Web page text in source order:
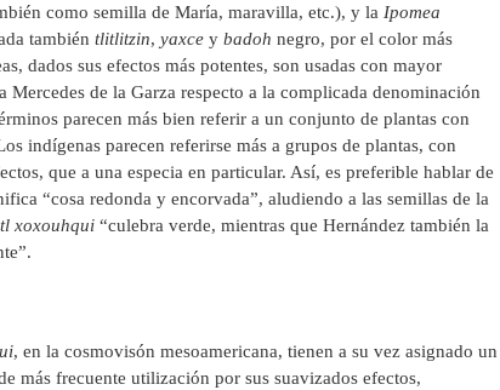
como semilla de María, maravilla, etc.), y la Ipomea
también tlitlitzin, yaxce y badoh negro, por el color más
dados sus efectos más potentes, son usadas con mayor
Mercedes de la Garza respecto a la complicada denominación
parecen más bien referir a un conjunto de plantas con
indígenas parecen referirse más a grupos de plantas, con
que a una especia en particular. Así, es preferible hablar de
“cosa redonda y encorvada”, aludiendo a las semillas de la
xoxouhqui “culebra verde, mientras que Hernández también la
, en la cosmovisón mesoamericana, tienen a su vez asignado un
más frecuente utilización por sus suavizados efectos,